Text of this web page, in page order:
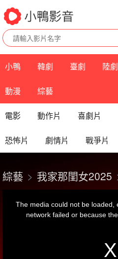
小鴨 韓劇 臺劇 陸劇
動漫 綜藝
電影 動作片 喜劇片
恐怖片 劇情片 戰爭片
綜藝 我家那閨女2025